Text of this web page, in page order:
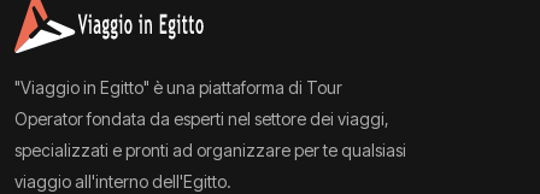
"Viaggio in Egitto" è una piattaforma di Tour
Operator fondata da esperti nel settore dei viaggi,
specializzati e pronti ad organizzare per te qualsiasi
viaggio all'interno dell'Egitto.